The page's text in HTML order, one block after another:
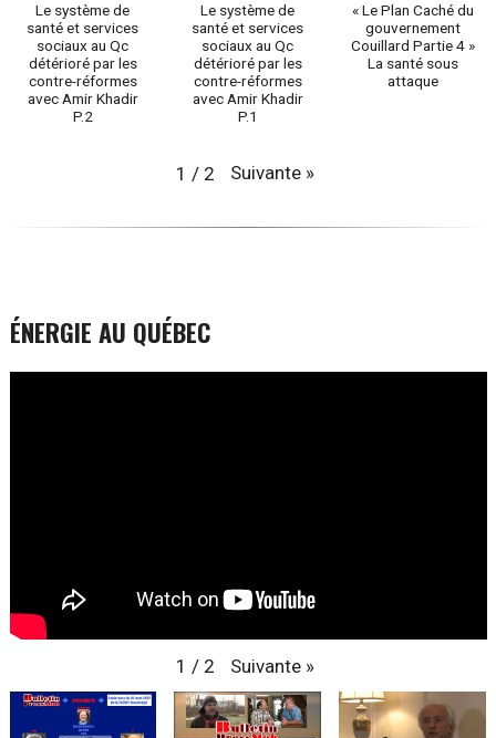
Le système de
santé et services
sociaux au Qc
détérioré par les
contre-réformes
avec Amir Khadir
P.2
Le système de
santé et services
sociaux au Qc
détérioré par les
contre-réformes
avec Amir Khadir
P.1
« Le Plan Caché du
gouvernement
Couillard Partie 4 »
La santé sous
attaque
1 / 2 Suivante »
ÉNERGIE AU QUÉBEC
1 / 2 Suivante »